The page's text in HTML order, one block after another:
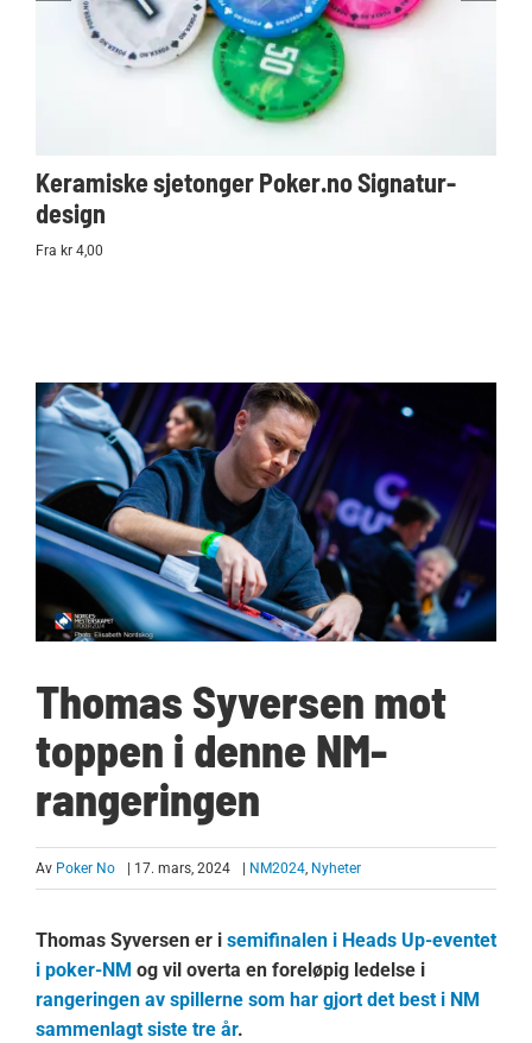
Keramiske sjetonger Poker.no Signatur-
design
Fra kr 4,00
Thomas Syversen mot
toppen i denne NM-
rangeringen
Av Poker No | 17. mars, 2024 NM2024, Nyheter
Thomas Syversen er i semifinalen i Heads Up-eventet
i poker-NM og vil overta en foreløpig ledelse i
rangeringen av spillerne som har gjort det best i NM
sammenlagt siste tre år.